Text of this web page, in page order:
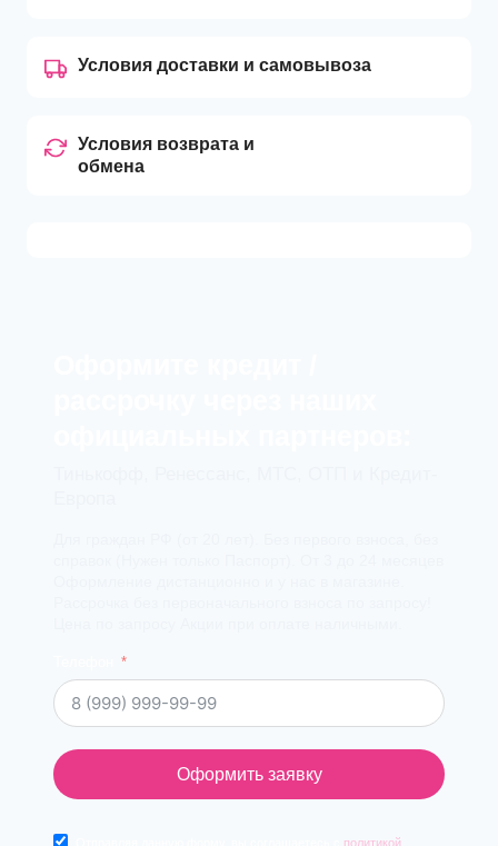
Условия доставки и самовывоза
Условия возврата и
обмена
Оформить заявку
политикой